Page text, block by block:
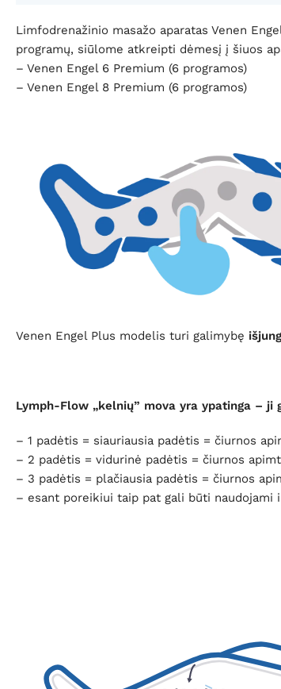
Limfodrenažinio masažo aparatas Venen
programų, siūlome atkreipti dėmesį į šiuos
– Venen Engel 6 Premium (6 programos)
– Venen Engel 8 Premium (6 programos)
Venen Engel Plus modelis turi galimybę
Lymph-Flow „kelnių” mova yra ypatinga –
– 1 padėtis = siauriausia padėtis = čiurnos
– 2 padėtis = vidurinė padėtis = čiurnos
– 3 padėtis = plačiausia padėtis = čiurnos
– esant poreikiui taip pat gali būti naudojami